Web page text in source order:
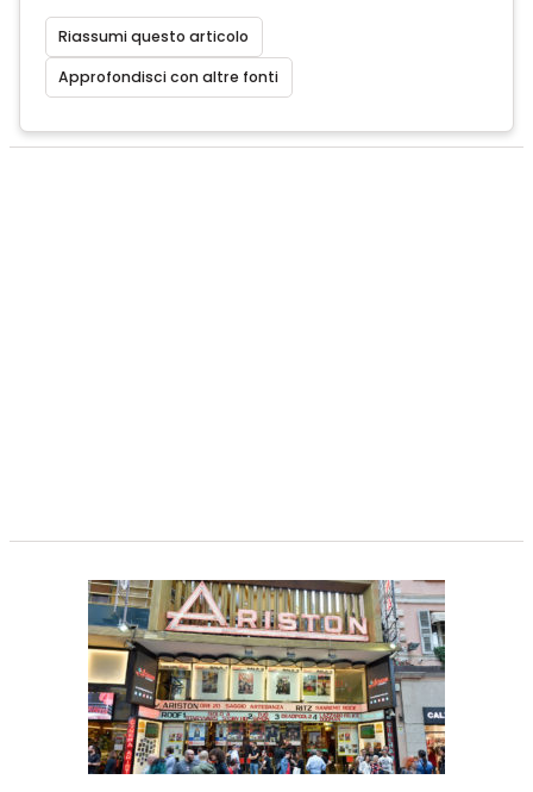
Riassumi questo articolo
Approfondisci con altre fonti